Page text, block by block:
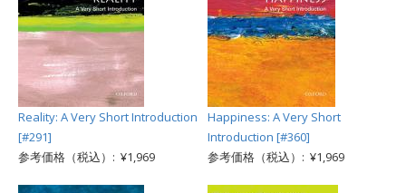
Reality: A Very Short Introduction
[#291]
参考価格（税込）: ¥1,969
Happiness: A Very Short
Introduction [#360]
参考価格（税込）: ¥1,969